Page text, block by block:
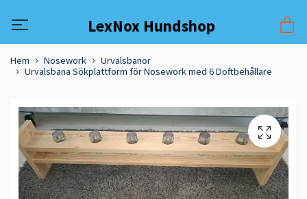
LexNox Hundshop
Hem Nosework
Urvalsbanor
Urvalsbana Sökplattform för Nosework med 6 Doftbehållare